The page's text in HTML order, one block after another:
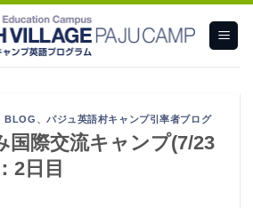
BLOG 、パジュ英語村キャンプ引率者ブログ
国際交流キャンプ(7/23
2日目